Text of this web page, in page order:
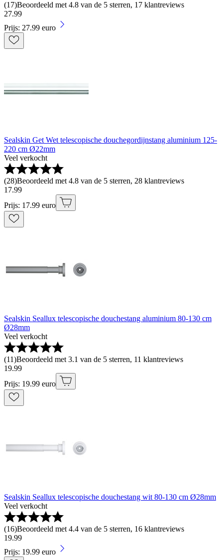
(17)Beoordeeld met 4.8 van de 5 sterren, 17 klantreviews
27.99
Prijs: 27.99 euro
Sealskin Get Wet telescopische douchegordijnstang aluminium 125-
220 cm Ø22mm
Veel verkocht
(28)Beoordeeld met 4.8 van de 5 sterren, 28 klantreviews
17.99
Prijs: 17.99 euro
Sealskin Seallux telescopische douchestang aluminium 80-130 cm
Ø28mm
Veel verkocht
(11)Beoordeeld met 3.1 van de 5 sterren, 11 klantreviews
19.99
Prijs: 19.99 euro
Sealskin Seallux telescopische douchestang wit 80-130 cm Ø28mm
Veel verkocht
(16)Beoordeeld met 4.4 van de 5 sterren, 16 klantreviews
19.99
Prijs: 19.99 euro